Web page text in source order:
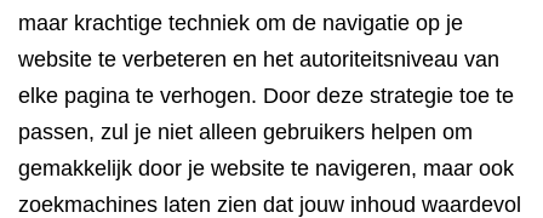
maar krachtige techniek om de navigatie op je
website te verbeteren en het autoriteitsniveau van
elke pagina te verhogen. Door deze strategie toe te
passen, zul je niet alleen gebruikers helpen om
gemakkelijk door je website te navigeren, maar ook
zoekmachines laten zien dat jouw inhoud waardevol